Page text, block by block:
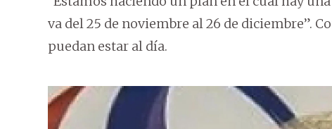
va del 25 de noviembre al 26 de diciembre”.
puedan estar al día.